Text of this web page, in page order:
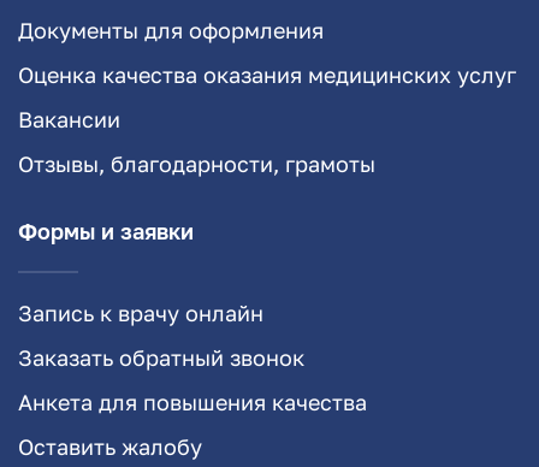
Документы для оформления
Оценка качества оказания медицинских услуг
Вакансии
Отзывы, благодарности, грамоты
Формы и заявки
Запись к врачу онлайн
Заказать обратный звонок
Анкета для повышения качества
Оставить жалобу